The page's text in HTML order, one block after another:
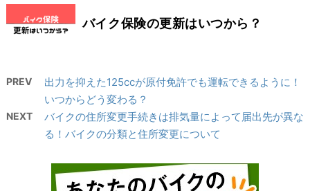
バイク保険の更新はいつから？
PREV
出力を抑えた125ccが原付免許でも運転できるように！
いつからどう変わる？
NEXT
バイクの住所変更手続きは排気量によって届出先が異な
る！バイクの分類と住所変更について